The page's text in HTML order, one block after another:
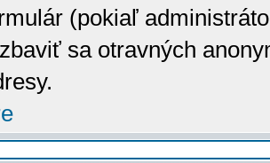
(pokiaľ
sa otravných